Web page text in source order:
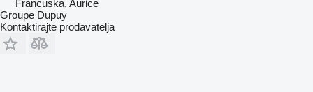
Francuska, Aurice
Groupe Dupuy
Kontaktirajte prodavatelja